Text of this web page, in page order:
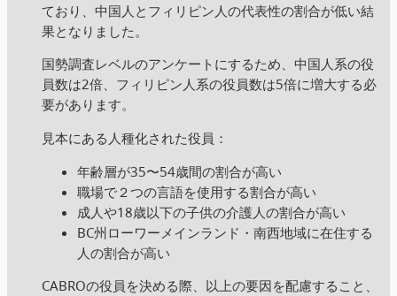
ており、中国人とフィリピン人の代表性の割合が低い結
果となりました。
国勢調査レベルのアンケートにするため、中国人系の役
員数は2倍、フィリピン人系の役員数は5倍に増大する必
要があります。
見本にある人種化された役員：
年齢層が35〜54歳間の割合が高い
職場で２つの言語を使用する割合が高い
成人や18歳以下の子供の介護人の割合が高い
BC州ローワーメインランド・南西地域に在住する
人の割合が高い
CABROの役員を決める際、以上の要因を配慮すること、